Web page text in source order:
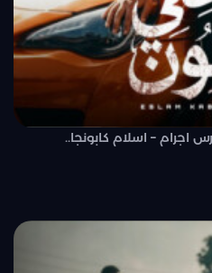
اجرام – اسلام كابونجا..